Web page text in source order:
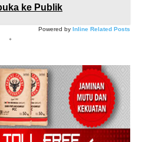
ke Publik
Powered by Inline Related Posts
*